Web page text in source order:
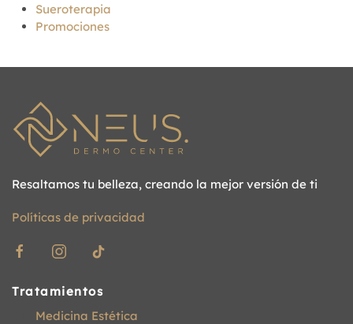
Sueroterapia
Promociones
Resaltamos tu belleza, creando la mejor versión de ti
Políticas de privacidad
Tratamientos
Medicina Estética